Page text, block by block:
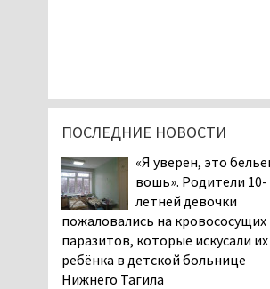
ПОСЛЕДНИЕ НОВОСТИ
«Я уверен, это
вошь». Родители 10-
летней девочки
пожаловались на кровососущих
паразитов, которые искусали их
ребёнка в детской больнице
Нижнего Тагила